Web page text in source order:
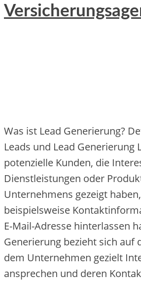
Was ist Lead Generierung?
Leads und Lead Generierung
potenzielle Kunden, die
Dienstleistungen oder
Unternehmens gezeigt
beispielsweise
E-Mail-Adresse hinterlassen
Generierung bezieht sich auf
dem Unternehmen gezielt
ansprechen und deren